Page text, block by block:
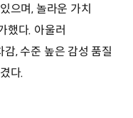
으며, 놀라운 가치
했다. 아울러
, 수준 높은 감성 품질
다.